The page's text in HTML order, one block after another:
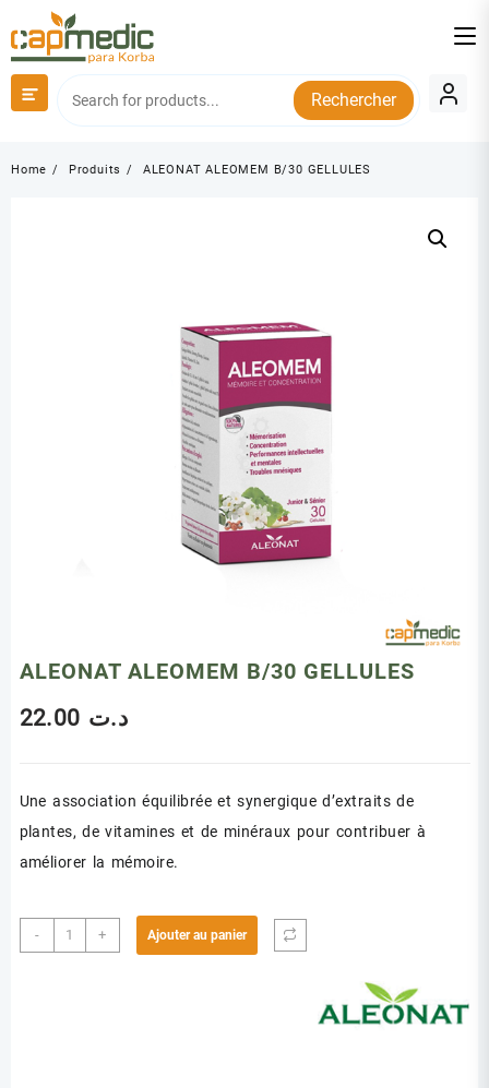
to
content
Rechercher
Home Produits ALEONAT ALEOMEM B/30 GELLULES
ALEONAT ALEOMEM B/30 GELLULES
د.ت
Une association équilibrée et synergique d’extraits de
plantes, de vitamines et de minéraux pour contribuer à
améliorer la mémoire.
-
quantité
de
+ Ajouter au panier